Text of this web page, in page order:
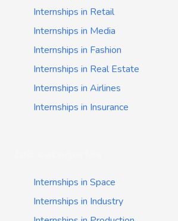
Internships in Retail
Internships in Media
Internships in Fashion
Internships in Real Estate
Internships in Airlines
Internships in Insurance
Internships in Space
Internships in Industry